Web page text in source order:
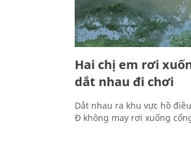
Hai chị em rơi
dắt nhau đi chơi
Dắt nhau ra khu vực hồ
Đ không may rơi xuống